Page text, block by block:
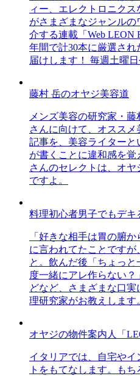
ィー、エレクトロニク
がさまざまなジャンル
介する連載「Web LEON
年間で計30本に厳選さ
届けします！ 毎週土曜日
藤村 岳のオヤジ美容道
メンズ美容の研究家・
さんに向けて、オスス
記事を、美容ライター
が書くことに違和感を
さんのセレクトは、オ
ですよ。
料理初心者男子でもデ
「好きな相手は胃の腑
に言われてたことですが
と。飲んだ後「ちょっ
度一緒にアレ作らない
どなど、さまざまな口
理研究家がお教えします
オヤジの物件案内人「
イタリアでは、自宅や
トをもてなします。も